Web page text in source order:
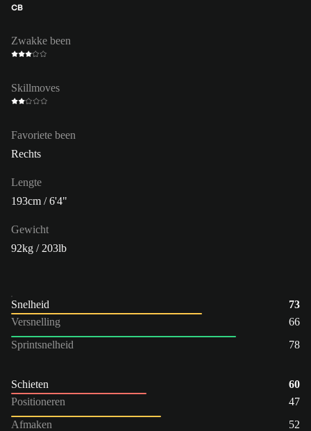
CB
Zwakke been
Skillmoves
Favoriete been
Rechts
Lengte
193cm / 6'4"
Gewicht
92kg / 203lb
Snelheid
73
Versnelling
66
Sprintsnelheid
78
Schieten
60
Positioneren
47
Afmaken
52